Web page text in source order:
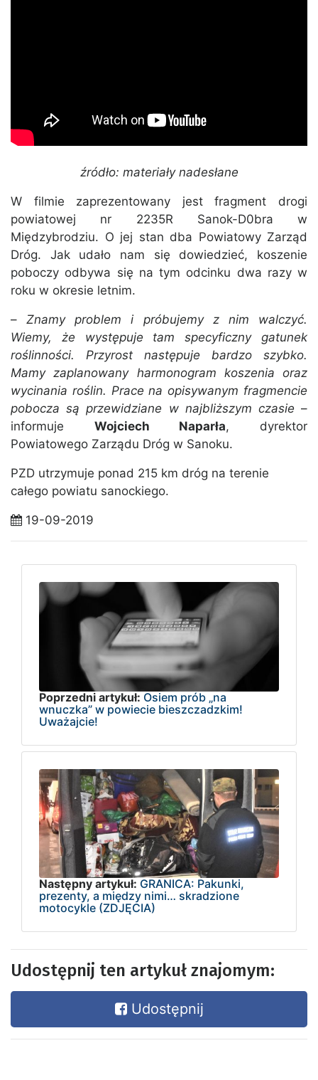
źródło: materiały nadesłane
W filmie zaprezentowany jest fragment drogi
powiatowej nr 2235R Sanok-D0bra w
Międzybrodziu. O jej stan dba Powiatowy Zarząd
Dróg. Jak udało nam się dowiedzieć, koszenie
poboczy odbywa się na tym odcinku dwa razy w
roku w okresie letnim.
–Znamy problem i próbujemy z nim walczyć.
Wiemy, że występuje tam specyficzny gatunek
roślinności. Przyrost następuje bardzo szybko.
Mamy zaplanowany harmonogram koszenia oraz
wycinania roślin. Prace na opisywanym fragmencie
pobocza są przewidziane w najbliższym czasie –
informuje Wojciech Naparła, dyrektor
Powiatowego Zarządu Dróg w Sanoku.
PZD utrzymuje ponad 215 km dróg na terenie
całego powiatu sanockiego.
19-09-2019
Poprzedni artykuł: Osiem prób „na
wnuczka” w powiecie bieszczadzkim!
Uważajcie!
Następny artykuł: GRANICA: Pakunki,
prezenty, a między nimi… skradzione
motocykle (ZDJĘCIA)
Udostępnij ten artykuł znajomym:
Udostępnij